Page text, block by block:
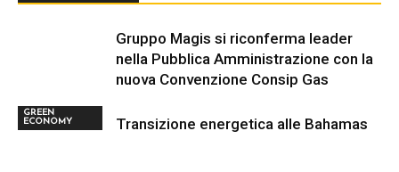
GREEN
ECONOMY
Gruppo Magis si riconferma leader
nella Pubblica Amministrazione con la
nuova Convenzione Consip Gas
Transizione energetica alle Bahamas